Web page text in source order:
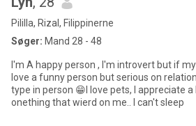
Pililla, Rizal, Filippinerne
Søger: Mand 28 - 48
I'm A happy person , I'm introvert but if my
love a funny person but serious on
type in person 😁I love pets, I appreciate
onething that wierd on me.. I can't sleep